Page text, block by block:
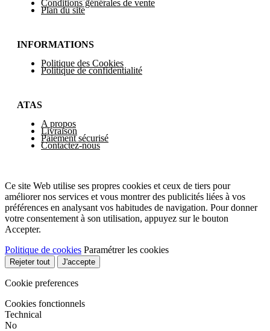
Conditions générales de vente
Plan du site
INFORMATIONS
Politique des Cookies
Politique de confidentialité
ATAS
A propos
Livraison
Paiement sécurisé
Contactez-nous
Ce site Web utilise ses propres cookies et ceux de tiers pour
améliorer nos services et vous montrer des publicités liées à vos
préférences en analysant vos habitudes de navigation. Pour donner
votre consentement à son utilisation, appuyez sur le bouton
Accepter.
Politique de cookies Paramétrer les cookies
Rejeter tout J'accepte
Cookie preferences
Cookies fonctionnels
Technical
No